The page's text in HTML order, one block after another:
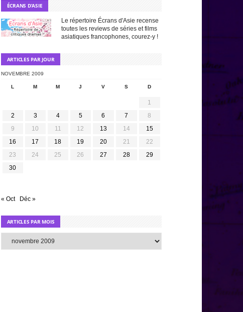
ÉCRANS D’ASIE
Le répertoire Écrans d'Asie recense
toutes les reviews de séries et films
asiatiques francophones, courez-y !
ARTICLES PAR JOUR
NOVEMBRE 2009
L M M J V S D
1
2
3 4 5 6 7
8
9
10 11 12 13 14
15
16
17 18 19 20 21
22
23
24 25 26 27 28
29
30
« Oct Déc »
ARTICLES PAR MOIS
mois